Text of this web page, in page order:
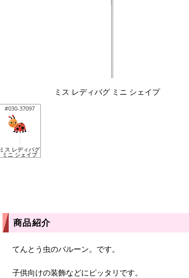
ミス レディバグ ミニ シェイプ
#030-37097
ミス レディバグ
ミニ シェイプ
商品紹介
てんとう虫のバルーン。です。
子供向けの装飾などにピッタリです。